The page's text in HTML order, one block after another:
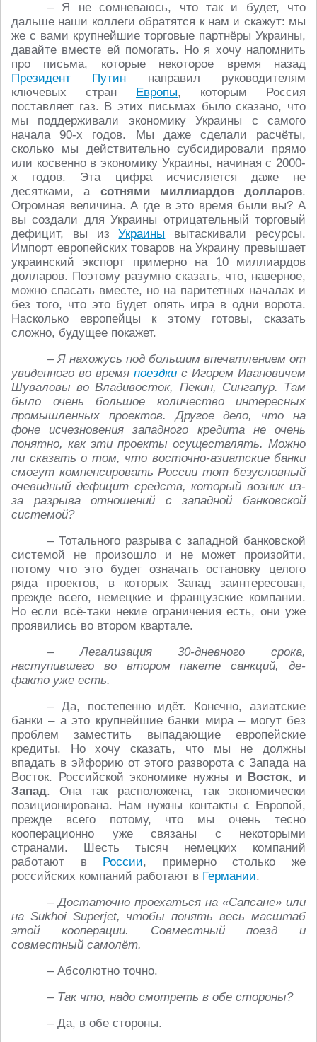
– Я не сомневаюсь, что так и будет, что
дальше наши коллеги обратятся к нам и скажут: мы
же с вами крупнейшие торговые партнёры Украины,
давайте вместе ей помогать. Но я хочу напомнить
про письма, которые некоторое время назад
Президент Путин направил руководителям
ключевых стран Европы, которым Россия
поставляет газ. В этих письмах было сказано, что
мы поддерживали экономику Украины с самого
начала 90-х годов. Мы даже сделали расчёты,
сколько мы действительно субсидировали прямо
или косвенно в экономику Украины, начиная с 2000-
х годов. Эта цифра исчисляется даже не
десятками, а сотнями миллиардов долларов.
Огромная величина. А где в это время были вы? А
вы создали для Украины отрицательный торговый
дефицит, вы изУкраины вытаскивали ресурсы.
Импорт европейских товаров на Украину превышает
украинский экспорт примерно на 10 миллиардов
долларов. Поэтому разумно сказать, что, наверное,
можно спасать вместе, но на паритетных началах и
без того, что это будет опять игра в одни ворота.
Насколько европейцы к этому готовы, сказать
сложно, будущее покажет.
– Я нахожусь под большим впечатлением от
увиденного во время поездки с Игорем Ивановичем
Шуваловы во Владивосток, Пекин, Сингапур. Там
было очень большое количество интересных
промышленных проектов. Другое дело, что на
фоне исчезновения западного кредита не очень
понятно, как эти проекты осуществлять. Можно
ли сказать о том, что восточно-азиатские банки
смогут компенсировать России тот безусловный
очевидный дефицит средств, который возник из-
за разрыва отношений с западной банковской
системой?
– Тотального разрыва с западной банковской
системой не произошло и не может произойти,
потому что это будет означать остановку целого
ряда проектов, в которых Запад заинтересован,
прежде всего, немецкие и французские компании.
Но если всё-таки некие ограничения есть, они уже
проявились во втором квартале.
– Легализация 30-дневного срока,
наступившего во втором пакете санкций, де-
факто уже есть.
– Да, постепенно идёт. Конечно, азиатские
банки – а это крупнейшие банки мира – могут без
проблем заместить выпадающие европейские
кредиты. Но хочу сказать, что мы не должны
впадать в эйфорию от этого разворота с Запада на
Восток. Российской экономике нужны и Восток, и
Запад. Она так расположена, так экономически
позиционирована. Нам нужны контакты с Европой,
прежде всего потому, что мы очень тесно
кооперационно уже связаны с некоторыми
странами. Шесть тысяч немецких компаний
работают в России, примерно столько же
российских компаний работают в Германии.
– Достаточно проехаться на «Сапсане» или
на Sukhoi Superjet, чтобы понять весь масштаб
этой кооперации. Совместный поезд и
совместный самолёт.
– Абсолютно точно.
– Так что, надо смотреть в обе стороны?
– Да, в обе стороны.